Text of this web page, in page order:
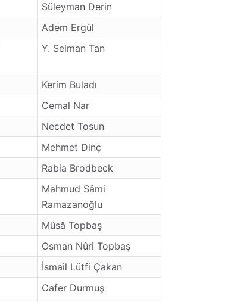
Süleyman Derin
Adem Ergül
Y. Selman Tan
Kerim Buladı
Cemal Nar
Necdet Tosun
Mehmet Dinç
Rabia Brodbeck
Mahmud Sâmi
Ramazanoğlu
Mûsâ Topbaş
Osman Nûri Topbaş
İsmail Lütfi Çakan
Cafer Durmuş